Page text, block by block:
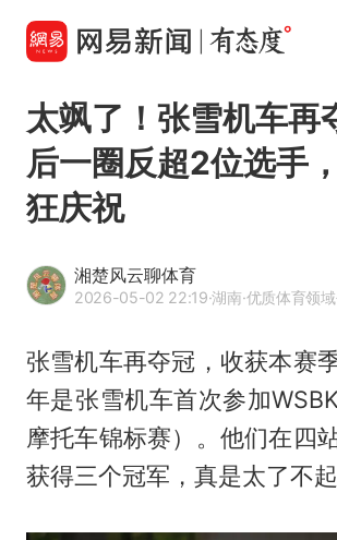
太飒了！张雪机车再
后一圈反超2位选手
狂庆祝
湘楚风云聊体育
2026-05-02 22:19·湖南·优质体育领域创
张雪机车再夺冠，收获本赛
年是张雪机车首次参加
摩托车锦标赛）。他们在四
获得三个冠军，真是太了不起